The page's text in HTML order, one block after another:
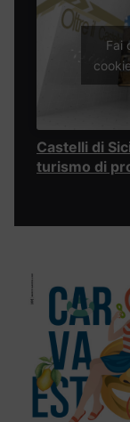
Fai
Castelli di
turismo di